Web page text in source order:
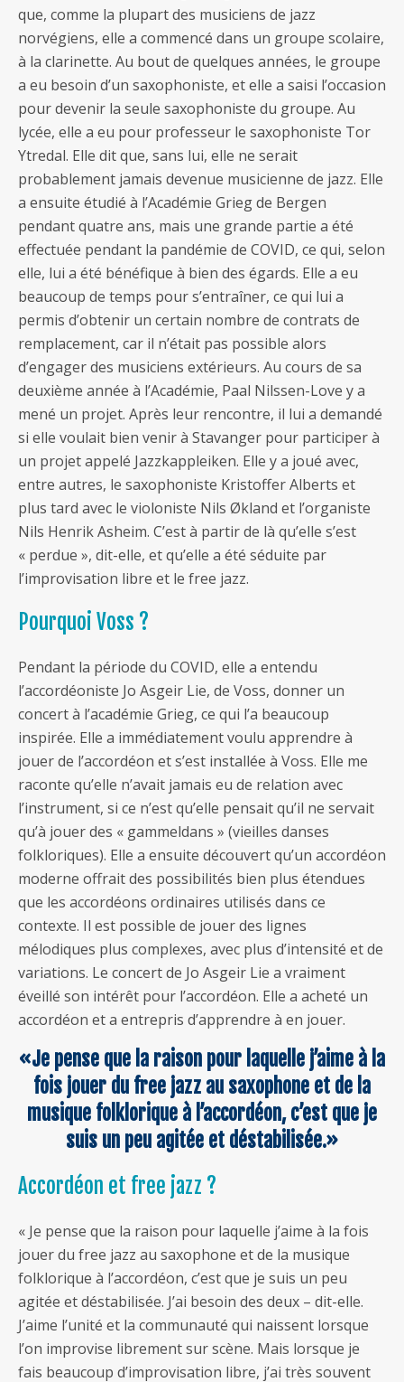
que, comme la plupart des musiciens de jazz
norvégiens, elle a commencé dans un groupe scolaire,
à la clarinette. Au bout de quelques années, le groupe
a eu besoin d’un saxophoniste, et elle a saisi l’occasion
pour devenir la seule saxophoniste du groupe. Au
lycée, elle a eu pour professeur le saxophoniste Tor
Ytredal. Elle dit que, sans lui, elle ne serait
probablement jamais devenue musicienne de jazz. Elle
a ensuite étudié à l’Académie Grieg de Bergen
pendant quatre ans, mais une grande partie a été
effectuée pendant la pandémie de COVID, ce qui, selon
elle, lui a été bénéfique à bien des égards. Elle a eu
beaucoup de temps pour s’entraîner, ce qui lui a
permis d’obtenir un certain nombre de contrats de
remplacement, car il n’était pas possible alors
d’engager des musiciens extérieurs. Au cours de sa
deuxième année à l’Académie, Paal Nilssen-Love y a
mené un projet. Après leur rencontre, il lui a demandé
si elle voulait bien venir à Stavanger pour participer à
un projet appelé Jazzkappleiken. Elle y a joué avec,
entre autres, le saxophoniste Kristoffer Alberts et
plus tard avec le violoniste Nils Økland et l’organiste
Nils Henrik Asheim. C’est à partir de là qu’elle s’est
« perdue », dit-elle, et qu’elle a été séduite par
l’improvisation libre et le free jazz.
Pourquoi Voss ?
Pendant la période du COVID, elle a entendu
l’accordéoniste Jo Asgeir Lie, de Voss, donner un
concert à l’académie Grieg, ce qui l’a beaucoup
inspirée. Elle a immédiatement voulu apprendre à
jouer de l’accordéon et s’est installée à Voss. Elle me
raconte qu’elle n’avait jamais eu de relation avec
l’instrument, si ce n’est qu’elle pensait qu’il ne servait
qu’à jouer des « gammeldans » (vieilles danses
folkloriques). Elle a ensuite découvert qu’un accordéon
moderne offrait des possibilités bien plus étendues
que les accordéons ordinaires utilisés dans ce
contexte. Il est possible de jouer des lignes
mélodiques plus complexes, avec plus d’intensité et de
variations. Le concert de Jo Asgeir Lie a vraiment
éveillé son intérêt pour l’accordéon. Elle a acheté un
accordéon et a entrepris d’apprendre à en jouer.
«Je pense que la raison pour laquelle j’aime à la
fois jouer du free jazz au saxophone et de la
musique folklorique à l’accordéon, c’est que je
suis un peu agitée et déstabilisée.»
Accordéon et free jazz ?
« Je pense que la raison pour laquelle j’aime à la fois
jouer du free jazz au saxophone et de la musique
folklorique à l’accordéon, c’est que je suis un peu
agitée et déstabilisée. J’ai besoin des deux – dit-elle.
J’aime l’unité et la communauté qui naissent lorsque
l’on improvise librement sur scène. Mais lorsque je
fais beaucoup d’improvisation libre, j’ai très souvent